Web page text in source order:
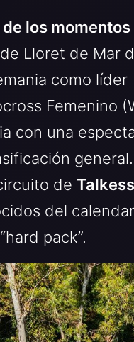
los momentos
Lloret de Mar
como líder
Femenino
con una
de
del
pack”.